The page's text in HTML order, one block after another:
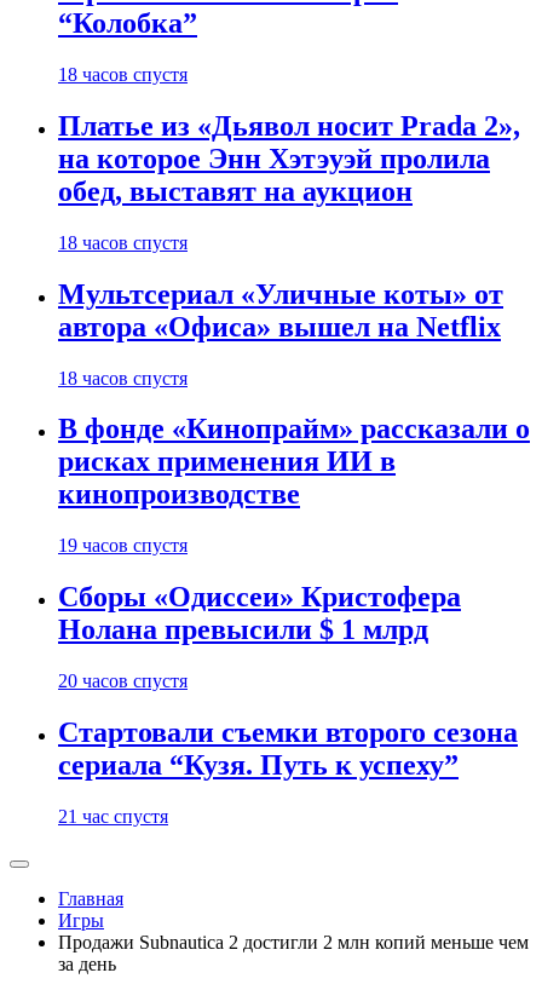
“Колобка”
18 часов спустя
Платье из «Дьявол носит Prada 2»,
на которое Энн Хэтэуэй пролила
обед, выставят на аукцион
18 часов спустя
Мультсериал «Уличные коты» от
автора «Офиса» вышел на Netflix
18 часов спустя
В фонде «Кинопрайм» рассказали о
рисках применения ИИ в
кинопроизводстве
19 часов спустя
Сборы «Одиссеи» Кристофера
Нолана превысили $ 1 млрд
20 часов спустя
Стартовали съемки второго сезона
сериала “Кузя. Путь к успеху”
21 час спустя
Главная
Игры
Продажи Subnautica 2 достигли 2 млн копий меньше чем
за день